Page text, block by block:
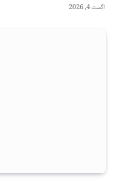
اگست 4, 2026